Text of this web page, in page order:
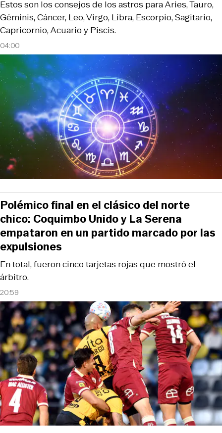
04:00
Estos son los consejos de los astros para Aries, Tauro,
Géminis, Cáncer, Leo, Virgo, Libra, Escorpio, Sagitario,
Capricornio, Acuario y Piscis.
20:59
En total, fueron cinco tarjetas rojas que mostró el
árbitro.
Polémico final en el clásico del norte
chico: Coquimbo Unido y La Serena
empataron en un partido marcado por las
expulsiones